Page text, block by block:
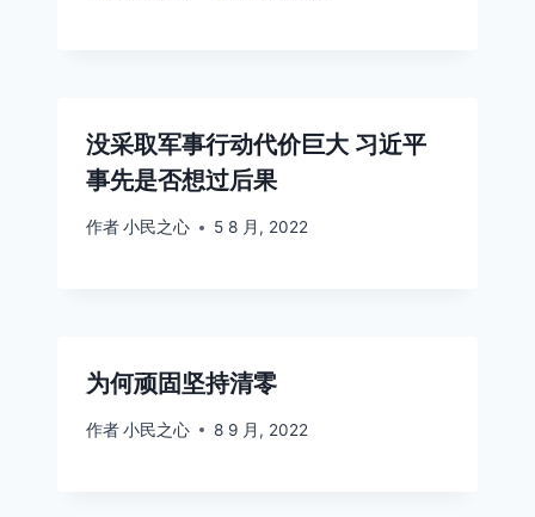
没采取军事行动代价巨大 习近平
事先是否想过后果
作者小民之心 5 8 月, 2022
为何顽固坚持清零
作者小民之心 8 9 月, 2022